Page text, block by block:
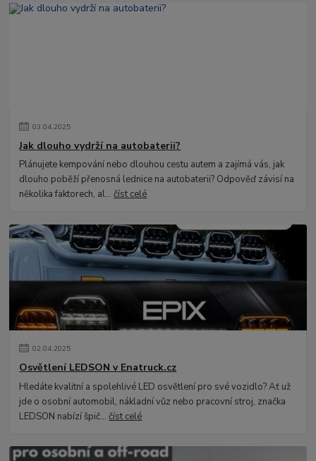
03.04.2025
Jak dlouho vydrží na autobaterii?
Plánujete kempování nebo dlouhou cestu autem a zajímá vás, jak
dlouho poběží přenosná lednice na autobaterii? Odpověď závisí na
několika faktorech, al...číst celé
02.04.2025
Osvětlení LEDSON v Enatruck.cz
Hledáte kvalitní a spolehlivé LED osvětlení pro své vozidlo? Ať už
jde o osobní automobil, nákladní vůz nebo pracovní stroj, značka
LEDSON nabízí špič...číst celé